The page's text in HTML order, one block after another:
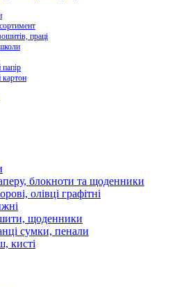
праці
картон
блокноти та щоденники
олівці графітні
щоденники
сумки, пенали
кисті